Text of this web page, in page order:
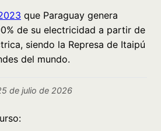
que Paraguay genera
de su electricidad a partir de
siendo la Represa de Itaipú
del mundo.
de julio de 2026